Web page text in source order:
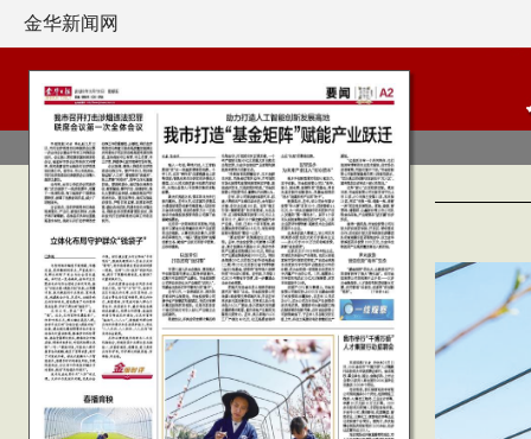
金华新闻网